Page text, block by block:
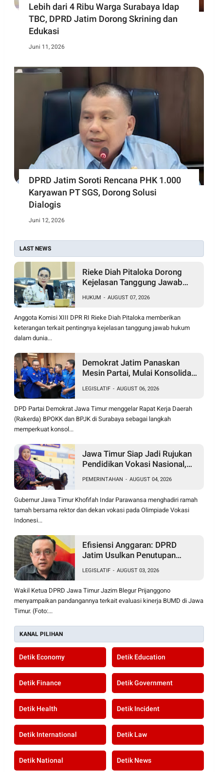
Lebih dari 4 Ribu Warga Surabaya Idap
TBC, DPRD Jatim Dorong Skrining dan
Edukasi
Juni 11, 2026
DPRD Jatim Soroti Rencana PHK 1.000
Karyawan PT SGS, Dorong Solusi
Dialogis
Juni 12, 2026
LAST NEWS
Rieke Diah Pitaloka Dorong
Kejelasan Tanggung Jawab
HUKUM - AUGUST 07, 2026
Anggota Komisi XIII DPR RI Rieke Diah Pitaloka memberikan
keterangan terkait pentingnya kejelasan tanggung jawab hukum
dalam dunia...
Demokrat Jatim Panaskan
Mesin Partai, Mulai Konsolidasi
LEGISLATIF - AUGUST 06, 2026
DPD Partai Demokrat Jawa Timur menggelar Rapat Kerja Daerah
(Rakerda) BPOKK dan BPJK di Surabaya sebagai langkah
memperkuat konsol...
Jawa Timur Siap Jadi Rujukan
Pendidikan Vokasi Nasional,
PEMERINTAHAN - AUGUST 04, 2026
Gubernur Jawa Timur Khofifah Indar Parawansa menghadiri ramah
tamah bersama rektor dan dekan vokasi pada Olimpiade Vokasi
Indonesi...
Efisiensi Anggaran: DPRD
Jatim Usulkan Penutupan
Berkontribusi pada PAD
LEGISLATIF - AUGUST 03, 2026
Wakil Ketua DPRD Jawa Timur Jazim Blegur Prijanggono
menyampaikan pandangannya terkait evaluasi kinerja BUMD di Jawa
Timur. (Foto:...
KANAL PILIHAN
Detik Economy Detik Education
Detik Finance Detik Government
Detik Health Detik Incident
Detik International Detik Law
Detik National Detik News